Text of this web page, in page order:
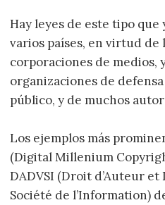
Hay leyes de este tipo que
varios países, en virtud de
corporaciones de medios,
organizaciones de
público, y de muchos
Los ejemplos más
(Digital Millenium
DADVSI (Droit d’Auteur et
Société de l’Information)